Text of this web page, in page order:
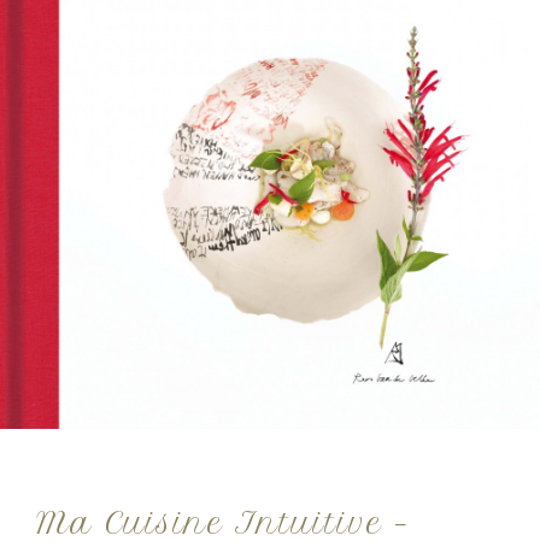
Ma Cuisine Intuitive –